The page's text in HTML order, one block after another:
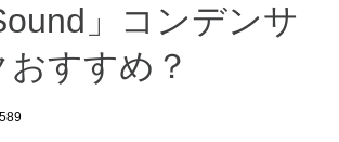
」コンデンサ
すすめ？